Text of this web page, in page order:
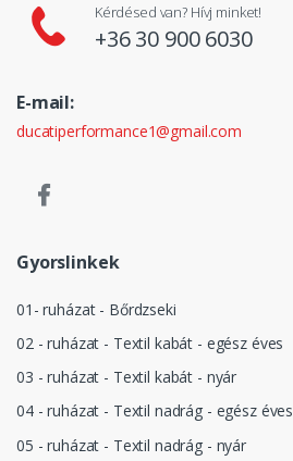
Kérdésed van? Hívj minket!
+36 30 900 6030
E-mail:
ducatiperformance1@gmail.com
Gyorslinkek
01- ruházat - Bőrdzseki
02 - ruházat - Textil kabát - egész éves
03 - ruházat - Textil kabát - nyár
04 - ruházat - Textil nadrág - egész éves
05 - ruházat - Textil nadrág - nyár